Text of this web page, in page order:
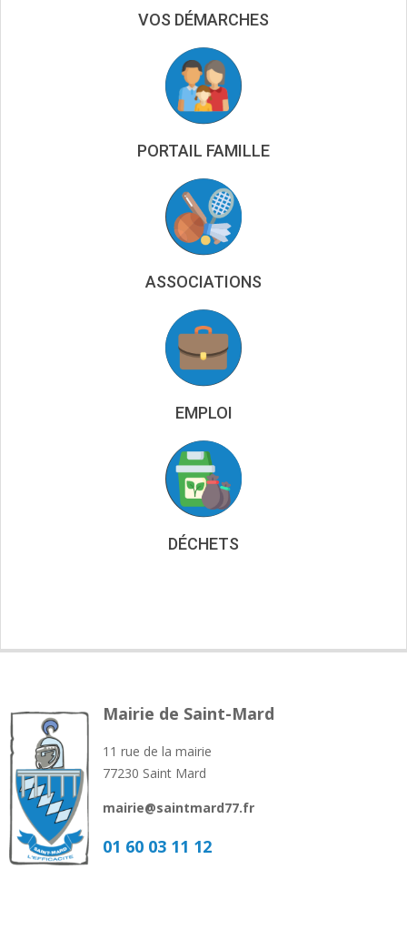
VOS DÉMARCHES
PORTAIL FAMILLE
ASSOCIATIONS
EMPLOI
DÉCHETS
Mairie de Saint-Mard
11 rue de la mairie
77230 Saint Mard
mairie@saintmard77.fr
01 60 03 11 12